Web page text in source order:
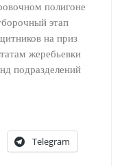
полигоне
этап
на приз
жеребьевки
подразделений
Telegram